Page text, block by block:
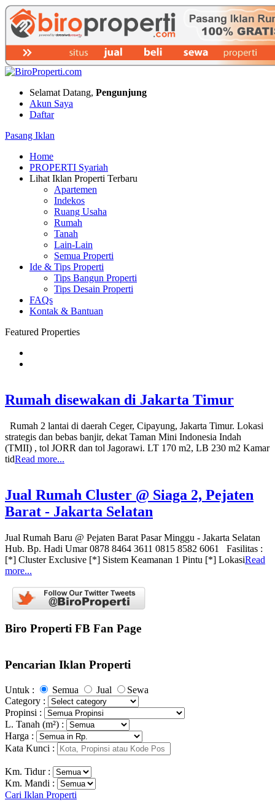
Selamat Datang, Pengunjung
Akun Saya
Daftar
Pasang Iklan
Home
PROPERTI Syariah
Lihat Iklan Properti Terbaru
Apartemen
Indekos
Ruang Usaha
Rumah
Tanah
Lain-Lain
Semua Properti
Ide & Tips Properti
Tips Bangun Properti
Tips Desain Properti
FAQs
Kontak & Bantuan
Featured Properties
Rumah disewakan di Jakarta Timur
Rumah 2 lantai di daerah Ceger, Cipayung, Jakarta Timur. Lokasi
strategis dan bebas banjir, dekat Taman Mini Indonesia Indah
(TMII) , tol JORR dan tol Jagorawi. LT 170 m2, LB 230 m2 Kamar
tidRead more...
Jual Rumah Cluster @ Siaga 2, Pejaten
Barat - Jakarta Selatan
Jual Rumah Baru @ Pejaten Barat Pasar Minggu - Jakarta Selatan
Hub. Bp. Hadi Umar 0878 8464 3611 0815 8582 6061 Fasilitas :
[*] Cluster Exclusive [*] Sistem Keamanan 1 Pintu [*] LokasiRead
more...
Biro Properti FB Fan Page
Pencarian Iklan Properti
Untuk : Semua Jual
Sewa
Category :
Propinsi :
L. Tanah (m²) :
Harga :
Kata Kunci :
Km. Tidur :
Km. Mandi :
Cari Iklan Properti